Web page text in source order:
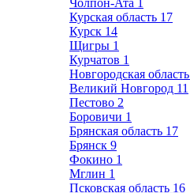
Чолпон-Ата 1
Курская область 17
Курск 14
Щигры 1
Курчатов 1
Новгородская область
Великий Новгород 11
Пестово 2
Боровичи 1
Брянская область 17
Брянск 9
Фокино 1
Мглин 1
Псковская область 16